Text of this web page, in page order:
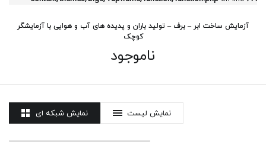
آزمایش ساخت ابر – برف – تولید باران و پدیده های آب و هوایی با آزمایشگر
کوچک
ناموجود
نمایش شبکه ای نمایش لیست